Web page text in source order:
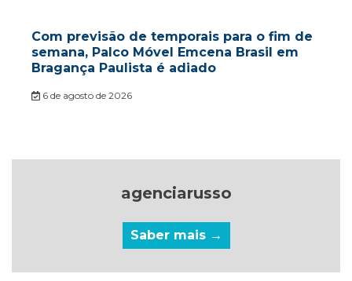
Com previsão de temporais para o fim de
semana, Palco Móvel Emcena Brasil em
Bragança Paulista é adiado
6 de agosto de 2026
agenciarusso
Saber mais →